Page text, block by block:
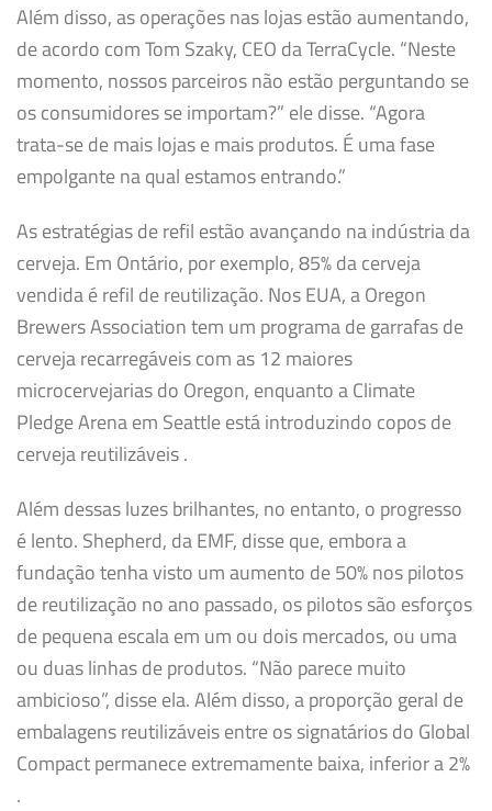
Além disso, as operações nas lojas estão aumentando,
de acordo com Tom Szaky, CEO da TerraCycle. “Neste
momento, nossos parceiros não estão perguntando se
os consumidores se importam?” ele disse. “Agora
trata-se de mais lojas e mais produtos. É uma fase
empolgante na qual estamos entrando.”
As estratégias de refil estão avançando na indústria da
cerveja. Em Ontário, por exemplo, 85% da cerveja
vendida é refil de reutilização. Nos EUA, a Oregon
Brewers Association tem um programa de garrafas de
cerveja recarregáveis ​​com as 12 maiores
microcervejarias do Oregon, enquanto a Climate
Pledge Arena em Seattle está introduzindo copos de
cerveja reutilizáveis .
Além dessas luzes brilhantes, no entanto, o progresso
é lento. Shepherd, da EMF, disse que, embora a
fundação tenha visto um aumento de 50% nos pilotos
de reutilização no ano passado, os pilotos são esforços
de pequena escala em um ou dois mercados, ou uma
ou duas linhas de produtos. “Não parece muito
ambicioso”, disse ela. Além disso, a proporção geral de
embalagens reutilizáveis ​​entre os signatários do Global
Compact permanece extremamente baixa, inferior a 2%
.